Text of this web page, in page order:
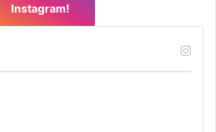
Instagram!